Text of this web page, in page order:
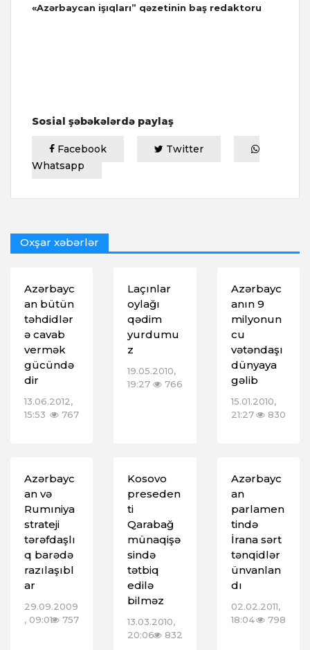
«Azərbaycan işıqları” qəzetinin baş redaktoru
Sosial şəbəkələrdə paylaş
Facebook
Twitter
Whatsapp
Oxşar xəbərlər
Azərbayc
an bütün
təhdidlər
ə cavab
vermək
gücündə
dir
13.06.2012,
15:53
767
Laçınlar
oylağı
qədim
yurdumu
z
19.05.2010,
19:27
766
Azərbayc
anın 9
milyonun
cu
vətəndaşı
dünyaya
gəlib
15.01.2010,
21:27
830
Azərbayc
an və
Rumıniya
strateji
tərəfdaşlı
q barədə
razılaşıbl
ar
29.09.2009
, 09:01
757
Kosovo
preseden
ti
Qarabağ
münaqişə
sində
tətbiq
edilə
bilməz
13.03.2010,
20:06
832
Azərbayc
an
parlamen
tində
İrana sərt
tənqidlər
ünvanlan
dı
02.02.2011,
18:04
798